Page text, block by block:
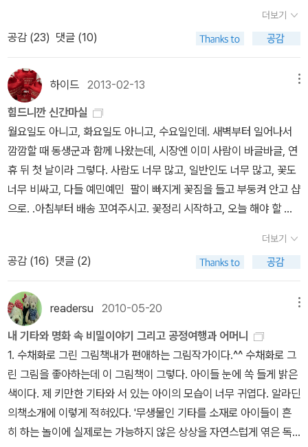
면, '내 맘에 들지도 않는 그림이 너무 많이 실려있는 화집'처럼 느껴
질 수도 있다. 개인적으로는 이 책을 구매한 걸 후회하지 않는다. 그리
다른 독자들에게는 이 책을 서점에서 직접 보신후 구매를 판단하시길
권한다. 그런 다음에 인터넷에서 구매해도 늦지는 않을 것이다.
떻게 해서 ‘사진과 같은 그림’이 나올 수 있는 것일까. 호크니는 화가
의 옛 거장들의 비법을 알아내려고 분석했다. 그 결과, 그는 광학 장치
(거울, 렌즈, 카메라 옵스쿠라)에 능숙한 화가들은 사실적이며 섬세한
묘사를 할 수 있었다고 말한다. 카메라 옵스쿠라는 라틴어로 ‘어두운
방’을 의미한다. 화가는 빛이 차단된 어두컴컴한 방 안에 들어가 눈으
로 보기 힘든 내밀한 세상을 바라봤다. 빛이 차단된 커다란 상자에 작
은 구멍을 뚫으면 바깥의 상이 상자 반대편 벽면에 거꾸로 맺혀진다.
화가는 구멍 안으로 들어온 빛이 만든 형상을 베껴 그림을 그리기 시
작했다. 화가들은 이곳저것 떠돌아다니면서 그리고 싶은 대상 또는
장소를 물색한다. 그런데 거대한 카메라 옵스쿠라를 이리저리 옮길
수 없다. 화가의 고민을 해결해준 것이 바로 카메라 루시다(Camera
Lucida)이다. 거울과 프리즘을 이용해 물체의 상을 화면에 비추게 하
는 장치이다. 화가는 렌즈에 보이는 형상을 종이 위에 그릴 수 있었다.
엄 A. 유잉 《몸》 (까치, 1996) 프랑스의 시인 보들레르(Baudelair
e)는 1859년에 발표한 평론 글에 사진에 대해 불쾌한 반응을 드러냈
다. 이 글의 요지는 이렇다. ‘사진을 예술의 한 분야로 절대로 인정할
수 없다.’ 보들레르는 회화란 자연을 완벽히 복사할 수 있는 창조적인
능력이지만, 사진이 자연을 복사하는 것은 창조적이지 못하다고 주장
한다. 엥? 그림은 자연 모방이 되고, 사진은 안 된다? 보들레르의 내
로남불(내가 하면 로맨스, 남이 하면 불륜)식 논리이다. 보들레르는
사진을 ‘예술의 한 분야’가 아닌 ‘공업의 한 분야’라고 봤다. 사진의 등
더보기
공감 (23) 댓글 (10)
하이드 2013-02-13
힘드니깐 신간마실
월요일도 아니고, 화요일도 아니고, 수요일인데. 새벽부터 일어나서
깜깜할 때 동생군과 함께 나왔는데, 시장엔 이미 사람이 바글바글, 연
휴 뒤 첫 날이라 그렇다. 사람도 너무 많고, 일반인도 너무 많고, 꽃도
너무 비싸고, 다들 예민예민 팔이 빠지게 꽃짐을 들고 부둥켜 안고 샵
으로. .아침부터 배송 꼬여주시고. 꽃정리 시작하고, 오늘 해야 할 일
서 봤던 꽃들이 다 빠져 있다. 또 팔이 빠져라 꽃집과 부자재 부둥켜
안고 샵으로.. 강기사는 나랑 솔이 집에서 왕만두 전자렌지에 댑혀 먹
으며 구정을 나고 있을 때, 뭘 혼자 맛있는 걸 많이 먹고 독하게 체해
서 (고등어 회 등등등을 드셨다고) 아침 비행기 못타고, 오늘 저녁에
온단다. 가뜩이나 몸도 아픈데, 일도 많고, 오늘은 바빴음 했는데, 그
래도 이 정도면 안 바쁘고, 내일은 많이 많이 바쁠 것 같아 걱정. 안 바
쁘면 어쩌나 걱정. 다가오는 주말 부산에 친구 결혼식에 다녀와야 하
고 (= 부케와 코사지), 머리가 복잡복잡 걱정걱정 그러니깐, 이 시점
에서 집 나온지 열두시간만에 머리 식히며 신간마실. 에드 맥베인 <
아이스> <살의의 쐐기>가 너무 재미있어서, 그 다음에 읽는 에드 맥
베인은 재미가 덜할 수 밖에 없을 것 같지만, 짜피, 에드 맥베인이면
더보기
공감 (16) 댓글 (2)
readersu 2010-05-20
내 기타와 명화 속 비밀이야기 그리고 공정여행과 어머니
1. 수채화로 그린 그림책내가 편애하는 그림작가이다.^^ 수채화로 그
린 그림을 좋아하는데 이 그림책이 그렇다. 아이들 눈에 쏙 들게 밝은
색이다. 제 키만한 기타와 서 있는 아이의 모습이 너무 귀엽다. 알라딘
의책소개에 이렇게 적혀있다. '무생물인 기타를 소재로 아이들이 흔
히 하는 놀이에 실제로는 가능하지 않은 상상을 자연스럽게 엮은 독